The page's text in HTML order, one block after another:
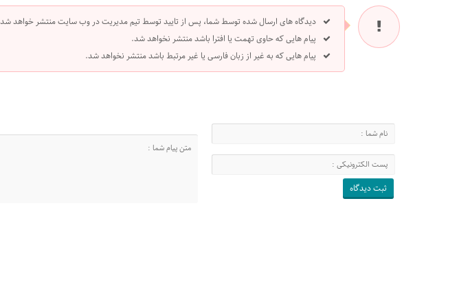
دیدگاه های ارسال شده توسط شما، پس از تایید توسط تیم مدیریت در وب سایت منتشر خواهد
پیام هایی که حاوی تهمت یا افترا باشد منتشر نخواهد شد.
پیام هایی که به غیر از زبان فارسی یا غیر مرتبط باشد منتشر نخواهد شد.